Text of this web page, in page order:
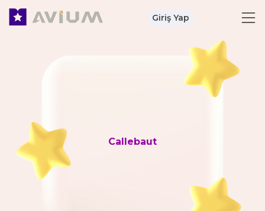
Giriş Yap
Callebaut